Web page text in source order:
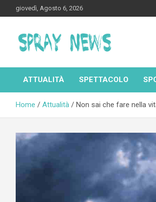
to
giovedì, Agosto 6, 2026
Spraynews.it
ATTUALITÀ SPETTACOLO
Home Attualità Non sai che fare nella